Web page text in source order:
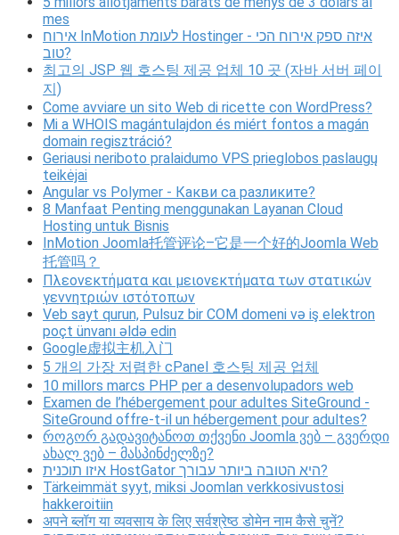
mes
אירוח InMotion לעומת Hostinger - איזה ספק אירוח הכי
טוב?
최고의 JSP 웹 호스팅 제공 업체 10 곳 (자바 서버 페이
지)
Come avviare un sito Web di ricette con WordPress?
Mi a WHOIS magántulajdon és miért fontos a magán
domain regisztráció?
Geriausi neriboto pralaidumo VPS prieglobos paslaugų
teikėjai
Angular vs Polymer - Какви са разликите?
8 Manfaat Penting menggunakan Layanan Cloud
Hosting untuk Bisnis
InMotion Joomla托管评论–它是一个好的Joomla Web
托管吗？
Πλεονεκτήματα και μειονεκτήματα των στατικών
γεννητριών ιστότοπων
Veb sayt qurun, Pulsuz bir COM domeni və iş elektron
poçt ünvanı əldə edin
Google虚拟主机入门
5 개의 가장 저렴한 cPanel 호스팅 제공 업체
10 millors marcs PHP per a desenvolupadors web
Examen de l’hébergement pour adultes SiteGround -
SiteGround offre-t-il un hébergement pour adultes?
როგორ გადავიტანოთ თქვენი Joomla ვებ – გვერდი
ახალ ვებ – მასპინძელზე?
איזו תוכנית HostGator היא הטובה ביותר עבורך?
Tärkeimmät syyt, miksi Joomlan verkkosivustosi
hakkeroitiin
अपने ब्लॉग या व्यवसाय के लिए सर्वश्रेष्ठ डोमेन नाम कैसे चुनें?